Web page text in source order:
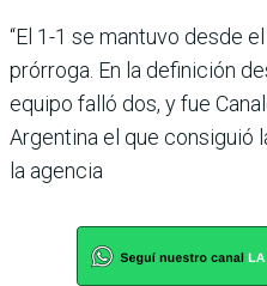
“El 1-1 se mantuvo desde
prórroga. En la definición
equipo falló dos, y fue
Argentina el que consiguió
la agencia